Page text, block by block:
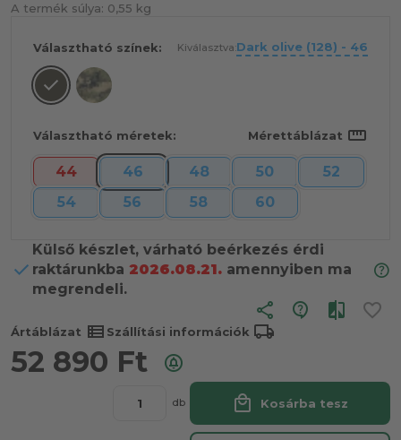
A termék súlya: 0,55 kg
Választható színek: Kiválasztva:Dark olive (128) - 46
Választható méretek: Mérettáblázat straighten
44 46 48 50
52
54
56 58 60
Külső készlet, várható beérkezés érdi
raktárunkba 2026.08.21. amennyiben ma
megrendeli.
share
Ártáblázat view_list Szállítási információk local_shipping
52 890 Ft
db local_mall Kosárba tesz